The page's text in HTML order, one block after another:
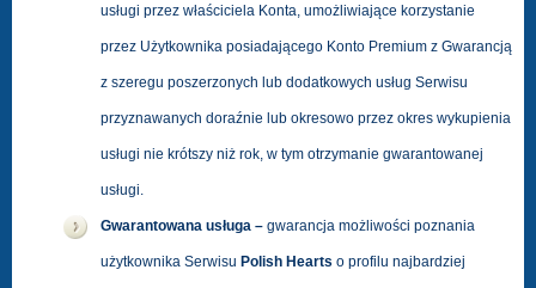
usługi przez właściciela Konta, umożliwiające korzystanie
przez Użytkownika posiadającego Konto Premium z Gwarancją
z szeregu poszerzonych lub dodatkowych usług Serwisu
przyznawanych doraźnie lub okresowo przez okres wykupienia
usługi nie krótszy niż rok, w tym otrzymanie gwarantowanej
usługi.
Gwarantowana usługa – gwarancja możliwości poznania
użytkownika Serwisu Polish Hearts o profilu najbardziej